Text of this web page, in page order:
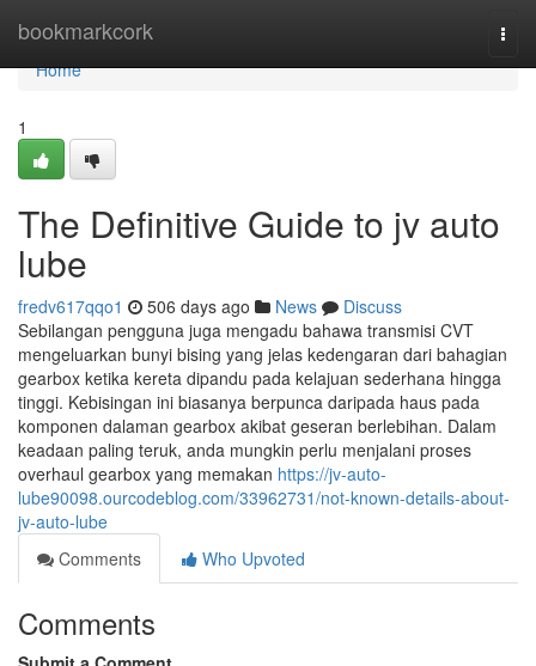
bookmarkcork
Home
Home
1
The Definitive Guide to jv auto
lube
fredv617qqo1 506 days ago News
Discuss
Sebilangan pengguna juga mengadu bahawa transmisi CVT
mengeluarkan bunyi bising yang jelas kedengaran dari bahagian
gearbox ketika kereta dipandu pada kelajuan sederhana hingga
tinggi. Kebisingan ini biasanya berpunca daripada haus pada
komponen dalaman gearbox akibat geseran berlebihan. Dalam
keadaan paling teruk, anda mungkin perlu menjalani proses
overhaul gearbox yang memakan https://jv-auto-
lube90098.ourcodeblog.com/33962731/not-known-details-about-
jv-auto-lube
Comments
Who Upvoted
Comments